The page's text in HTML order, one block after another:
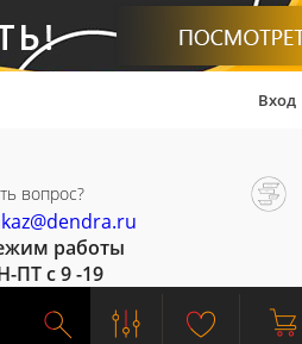
Вход
вопрос?
работы
ПТ с 9 -19